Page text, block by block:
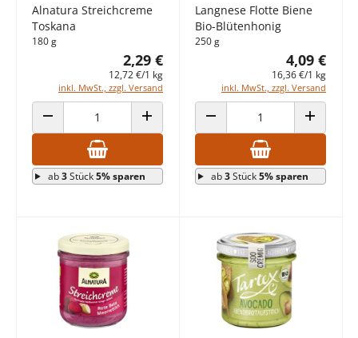
Alnatura Streichcreme
Toskana
180 g
2,29 €
12,72 €/1 kg
inkl. MwSt., zzgl. Versand
ANZAHL VERRINGERN ANZAHL ERHÖHEN
ab3Stück5% sparen
Langnese Flotte Biene
Bio-Blütenhonig
250 g
4,09 €
16,36 €/1 kg
inkl. MwSt., zzgl. Versand
ANZAHL VERRINGERN ANZAHL
ab3Stück5% sparen